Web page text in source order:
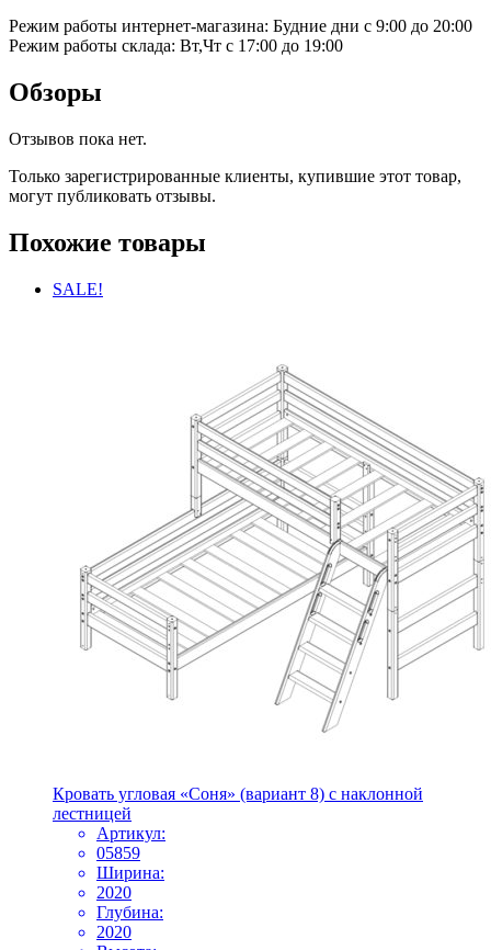
Режим работы интернет-магазина: Будние дни с 9:00 до 20:00
Режим работы склада: Вт,Чт с 17:00 до 19:00
Обзоры
Отзывов пока нет.
Только зарегистрированные клиенты, купившие этот товар,
могут публиковать отзывы.
Похожие товары
SALE!
Кровать угловая «Соня» (вариант 8) с наклонной
лестницей
Артикул:
05859
Ширина:
2020
Глубина:
2020